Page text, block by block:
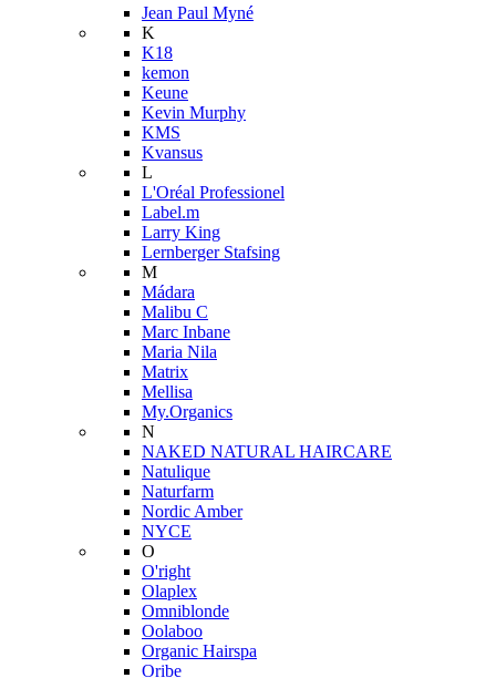
Jean Paul Myné
K
K18
kemon
Keune
Kevin Murphy
KMS
Kvansus
L
L'Oréal Professionel
Label.m
Larry King
Lernberger Stafsing
M
Mádara
Malibu C
Marc Inbane
Maria Nila
Matrix
Mellisa
My.Organics
N
NAKED NATURAL HAIRCARE
Natulique
Naturfarm
Nordic Amber
NYCE
O
O'right
Olaplex
Omniblonde
Oolaboo
Organic Hairspa
Oribe